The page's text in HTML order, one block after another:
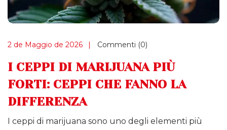
2 de Maggio de 2026 Commenti (0)
I CEPPI DI MARIJUANA PIÙ
FORTI: CEPPI CHE FANNO LA
DIFFERENZA
I ceppi di marijuana sono uno degli elementi più